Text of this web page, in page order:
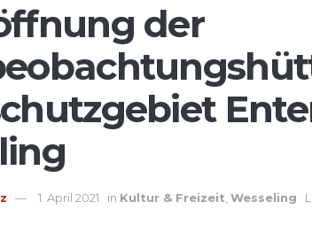
der
1. April 2021 in Kultur & Freizeit, Wesseling